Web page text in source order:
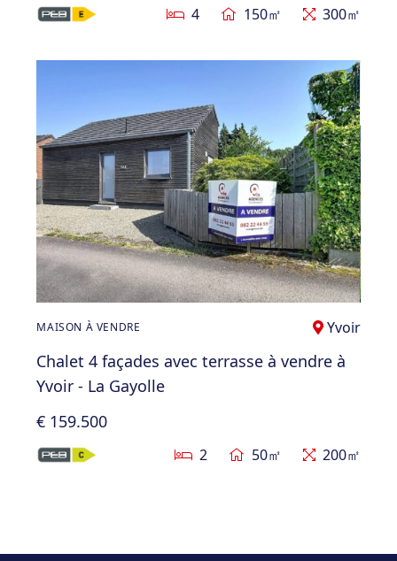
4 150㎡ 300㎡
MAISON À VENDRE Yvoir
Chalet 4 façades avec terrasse à vendre à
Yvoir - La Gayolle
€ 159.500
2 50㎡ 200㎡